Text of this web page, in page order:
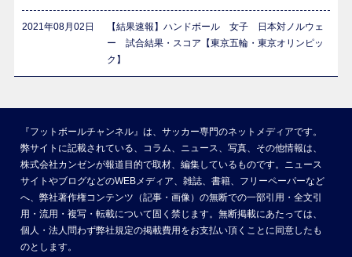
2021年08月02日
【結果速報】ハンドボール 女子 日本対ノルウェ
ー 試合結果・スコア【東京五輪・東京オリンピッ
ク】
『フットボールチャンネル』は、サッカー専門のネットメディアです。
弊サイトに記載されている、コラム、ニュース、写真、その他情報は、
株式会社カンゼンが報道目的で取材、編集しているものです。ニュース
サイトやブログなどのWEBメディア、雑誌、書籍、フリーペーパーなど
へ、弊社著作権コンテンツ（記事・画像）の無断での一部引用・全文引
用・流用・複写・転載について固く禁じます。無断掲載にあたっては、
個人・法人問わず弊社規定の掲載費用をお支払い頂くことに同意したも
のとします。